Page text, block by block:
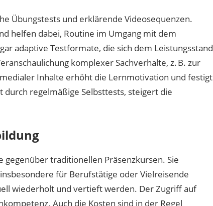
Übungstests und erklärende Videosequenzen.
helfen dabei, Routine im Umgang mit dem
adaptive Testformate, die sich dem Leistungsstand
komplexer Sachverhalte, z.B. zur
Inhalte erhöht die Lernmotivation und festigt
regelmäßige Selbsttests, steigert die
traditionellen Präsenzkursen. Sie
für Berufstätige oder Vielreisende
wiederholt und vertieft werden. Der Zugriff auf
Auch die Kosten sind in der Regel